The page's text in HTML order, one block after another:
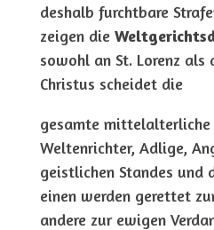
deshalb furchtbare
zeigen die
sowohl an St. Lorenz als
Christus scheidet die
gesamte mittelalterliche
Weltenrichter, Adlige,
geistlichen Standes und
einen werden gerettet
andere zur ewigen